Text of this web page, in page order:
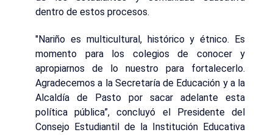
dentro de estos procesos.
"Nariño es multicultural, histórico y étnico. Es
momento para los colegios de conocer y
apropiarnos de lo nuestro para fortalecerlo.
Agradecemos a la Secretaría de Educación y a la
Alcaldía de Pasto por sacar adelante esta
política pública”, concluyó el Presidente del
Consejo Estudiantil de la Institución Educativa